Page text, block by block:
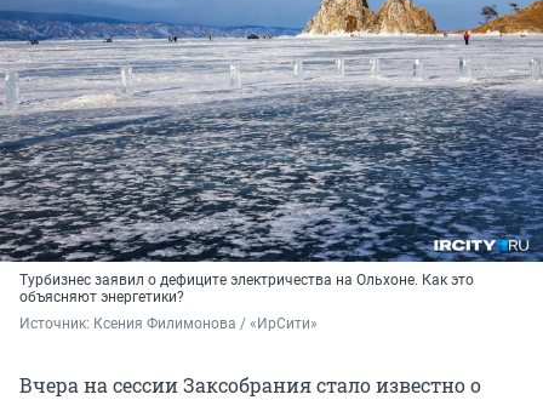
Турбизнес заявил о дефиците электричества на Ольхоне. Как это
объясняют энергетики?
Источник: Ксения Филимонова / «ИрСити»
Вчера на сессии Заксобрания стало известно о